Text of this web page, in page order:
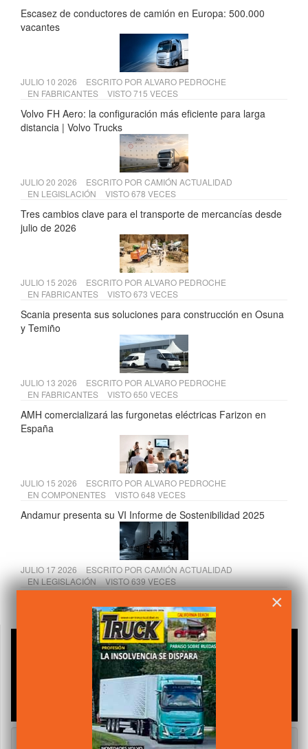
Escasez de conductores de camión en Europa: 500.000
vacantes
JULIO 10 2026 ESCRITO POR ALVARO PEDROCHE
EN FABRICANTES VISTO 715 VECES
Volvo FH Aero: la configuración más eficiente para larga
distancia | Volvo Trucks
JULIO 20 2026 ESCRITO POR CAMIÓN ACTUALIDAD
EN LEGISLACIÓN VISTO 678 VECES
Tres cambios clave para el transporte de mercancías desde
julio de 2026
JULIO 15 2026 ESCRITO POR ALVARO PEDROCHE
EN FABRICANTES VISTO 673 VECES
Scania presenta sus soluciones para construcción en Osuna
y Temiño
JULIO 13 2026 ESCRITO POR ALVARO PEDROCHE
EN FABRICANTES VISTO 650 VECES
AMH comercializará las furgonetas eléctricas Farizon en
España
JULIO 15 2026 ESCRITO POR ALVARO PEDROCHE
EN COMPONENTES VISTO 648 VECES
Andamur presenta su VI Informe de Sostenibilidad 2025
JULIO 17 2026 ESCRITO POR CAMIÓN ACTUALIDAD
ENLEGISLACIÓN VISTO 639 VECES
frente a los seguros por robo de mercancías
×